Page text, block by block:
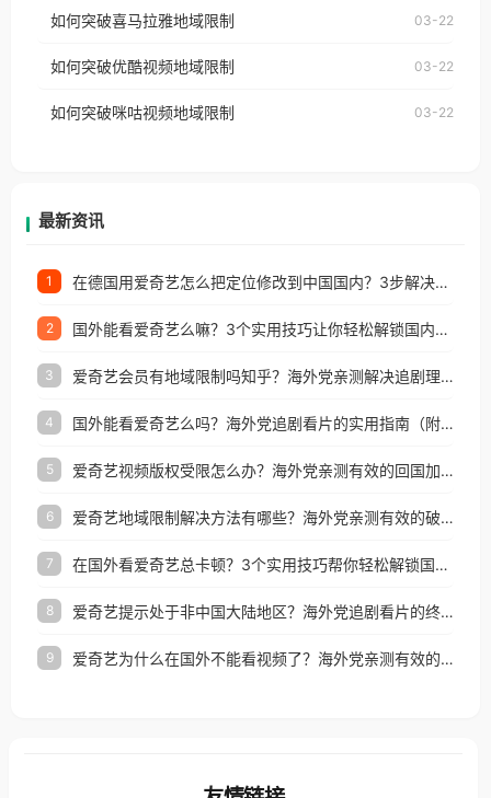
台湾、美国、加拿大、澳大利亚、欧洲等国家和地区
权限制所困扰。
国、加拿大、澳大利亚、欧洲等国家和地区时，网易
制问题，且仅能在中国大陆地区播放。 遇到这个问题
户收听网易云音乐地区版权限制」的问题，无论人在
如何突破喜马拉雅地域限制 03-22
如何突破优酷视频地域限制 03-22
如何突破咪咕视频地域限制 03-22
最新资讯
1 在德国用爱奇艺怎么把定位修改到中国国内？3步解决+2个实用场景分享
2 国外能看爱奇艺么嘛？3个实用技巧让你轻松解锁国内影视（附越南华数TV定位修改+网易云海外收费解析）
3 爱奇艺会员有地域限制吗知乎？海外党亲测解决追剧理财双难题的加速器攻略
4 国外能看爱奇艺么吗？海外党追剧看片的实用指南（附避坑技巧）
5 爱奇艺视频版权受限怎么办？海外党亲测有效的回国加速器选择指南
6 爱奇艺地域限制解决方法有哪些？海外党亲测有效的破界指南
7 在国外看爱奇艺总卡顿？3个实用技巧帮你轻松解锁国内影音与生活服务
8 爱奇艺提示处于非中国大陆地区？海外党追剧看片的终极解决方案来了
9 爱奇艺为什么在国外不能看视频了？海外党亲测有效的回国加速方案来了